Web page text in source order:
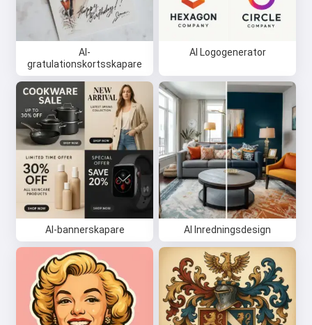
AI-
gratulationskortsskapare
AI Logogenerator
AI-bannerskapare AI Inredningsdesign